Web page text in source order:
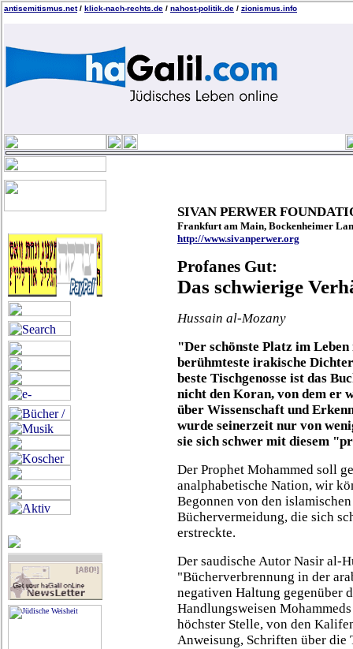
antisemitismus.net/ klick-nach-rechts.de / nahost-politik.de / zionismus.info
SIVAN PERWER
Frankfurt am Main, Bockenheimer
http://www.sivanperwer.org
Profanes Gut:
Das schwierige
Hussain al-Mozany
"Der schönste Platz im
berühmteste irakische
beste Tischgenosse ist das
nicht den Koran, von dem er
über Wissenschaft und
wurde seinerzeit nur von
sie sich schwer mit diesem
Der Prophet Mohammed soll
analphabetische Nation, wir
Begonnen von den
Büchervermeidung, die sich
erstreckte.
Der saudische Autor Nasir al-
"Bücherverbrennung in der
negativen Haltung gegenüber
Handlungsweisen
höchster Stelle, von den
Anweisung, Schriften über die